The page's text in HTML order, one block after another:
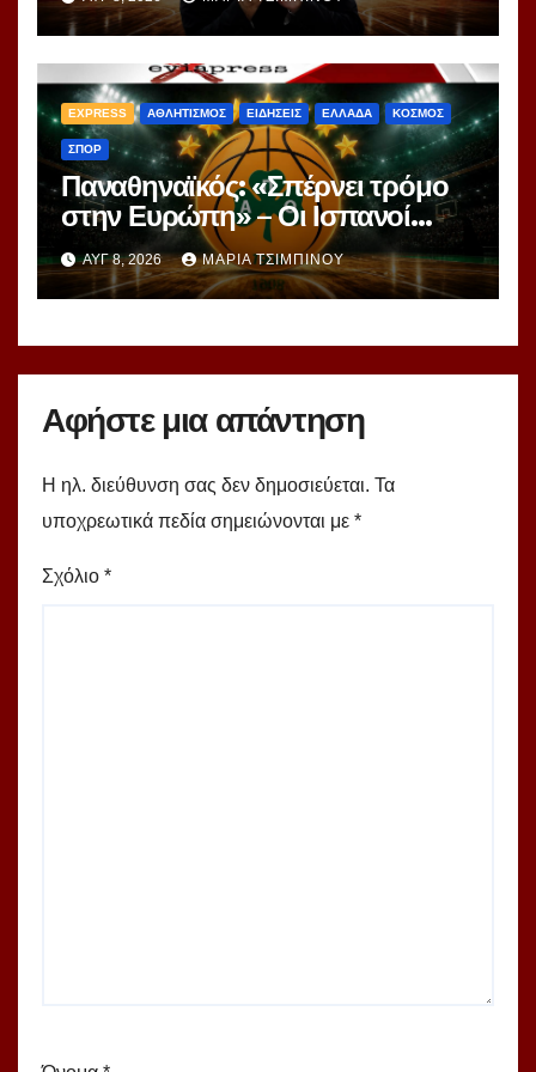
Ομπράντοβιτς στο power
ranking!
EXPRESS ΑΘΛΗΤΙΣΜΟΣ ΕΙΔΗΣΕΙΣ ΕΛΛΑΔΑ ΚΟΣΜΟΣ
ΣΠΟΡ
Παναθηναϊκός: «Σπέρνει τρόμο
στην Ευρώπη» – Οι Ισπανοί
βλέπουν μια πράσινη
υπερομάδα!
ΑΥΓ 8, 2026 ΜΑΡΊΑ ΤΣΙΜΠΙΝΟΎ
Αφήστε μια απάντηση
Η ηλ. διεύθυνση σας δεν δημοσιεύεται. Τα
υποχρεωτικά πεδία σημειώνονται με *
Σχόλιο *